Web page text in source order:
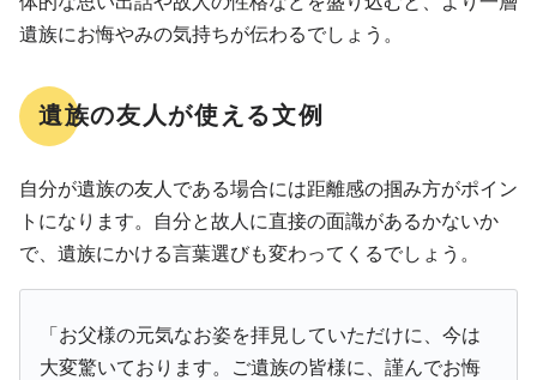
遺族にお悔やみの気持ちが伝わるでしょう。
遺族の友人が使える文例
自分が遺族の友人である場合には距離感の掴み方がポイン
トになります。自分と故人に直接の面識があるかないか
で、遺族にかける言葉選びも変わってくるでしょう。
「お父様の元気なお姿を拝見していただけに、今は
大変驚いております。ご遺族の皆様に、謹んでお悔